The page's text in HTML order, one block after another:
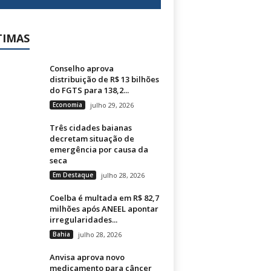
Conselho aprova
distribuição de R$ 13 bilhões
do FGTS para 138,2...
Economia julho 29, 2026
Três cidades baianas
decretam situação de
emergência por causa da
seca
Em Destaque julho 28, 2026
Coelba é multada em R$ 82,7
milhões após ANEEL apontar
irregularidades...
Bahia julho 28, 2026
Anvisa aprova novo
medicamento para câncer